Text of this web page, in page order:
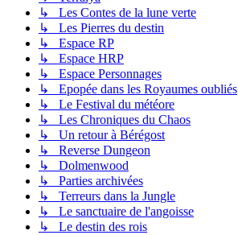
↳ Les Contes de la lune verte
↳ Les Pierres du destin
↳ Espace RP
↳ Espace HRP
↳ Espace Personnages
↳ Epopée dans les Royaumes oubliés
↳ Le Festival du météore
↳ Les Chroniques du Chaos
↳ Un retour à Bérégost
↳ Reverse Dungeon
↳ Dolmenwood
↳ Parties archivées
↳ Terreurs dans la Jungle
↳ Le sanctuaire de l'angoisse
↳ Le destin des rois